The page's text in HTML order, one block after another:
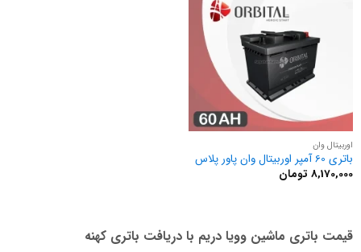
اوربیتال وان
باتری 60 آمپر اوربیتال وان پاور پلاس
8,170,000 تومان
قیمت باتری ماشین وویا دریم با دریافت باتری کهنه